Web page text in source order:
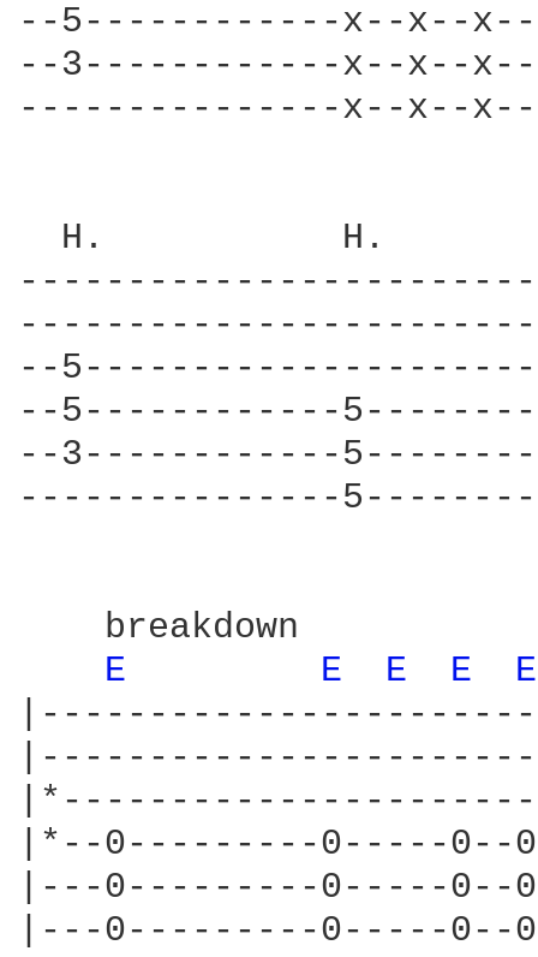
--5------------x--x--
--3------------x--x--
---------------x--x--
H.           H.
--
--5------------
--3------------
---------------
E
E E E
|*--0---------0-----0--
|---0---------0-----0--
|---0---------0-----0--